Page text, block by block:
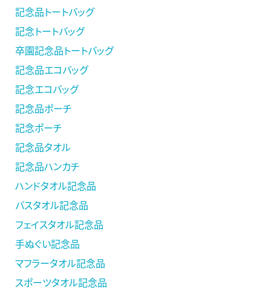
記念品トートバッグ
記念トートバッグ
卒園記念品トートバッグ
記念品エコバッグ
記念エコバッグ
記念品ポーチ
記念ポーチ
記念品タオル
記念品ハンカチ
ハンドタオル記念品
バスタオル記念品
フェイスタオル記念品
手ぬぐい記念品
マフラータオル記念品
スポーツタオル記念品